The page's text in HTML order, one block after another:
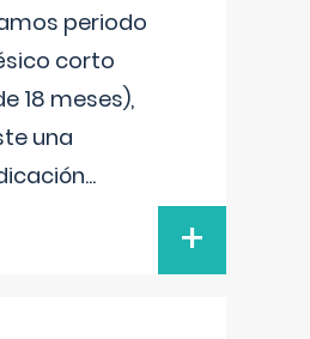
periodo
corto
18 meses),
una
...
+